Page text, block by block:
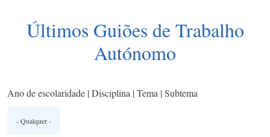
Últimos Guiões de Trabalho
Autónomo
Ano de escolaridade | Disciplina | Tema | Subtema